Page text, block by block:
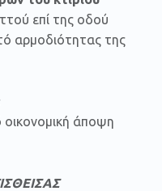
επί της οδού
αρμοδιότητας της
άποψη